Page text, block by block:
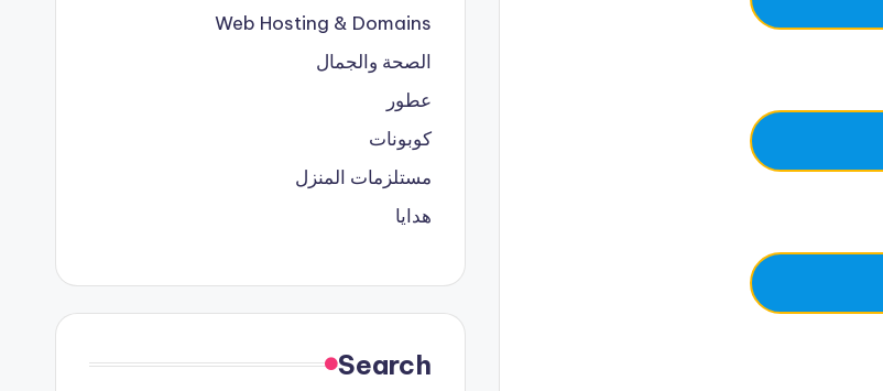
Web Hosting & Domains
الصحة والجمال
عطور
كوبونات
مستلزمات المنزل
هدايا
Search